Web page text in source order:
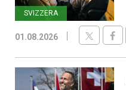
SVIZZERA
01.08.2026